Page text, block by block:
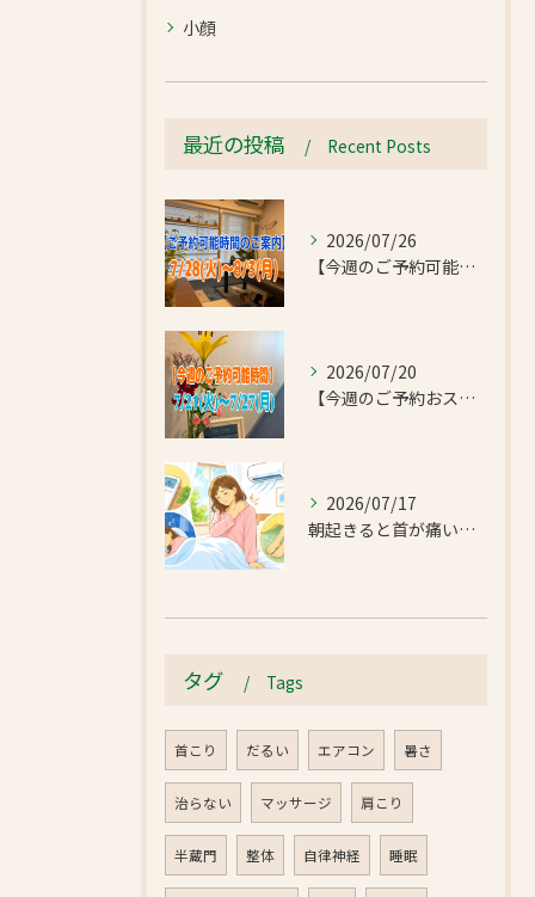
小顔
最近の投稿 Recent Posts
2026/07/26
【今週のご予約可能時間のご案内】2026/7/28(火)~8/3(月)
2026/07/20
【今週のご予約おススメ時間のご案内】2026/7/21(火)~7/27(月)
2026/07/17
朝起きると首が痛い…エアコンの冷えで首肩こりと足のだるさが気になったお客様｜半蔵門 首肩リフレッシュ整体院
タグ Tags
首こり だるい エアコン 暑さ
治らない マッサージ 肩こり
半蔵門 整体 自律神経 睡眠